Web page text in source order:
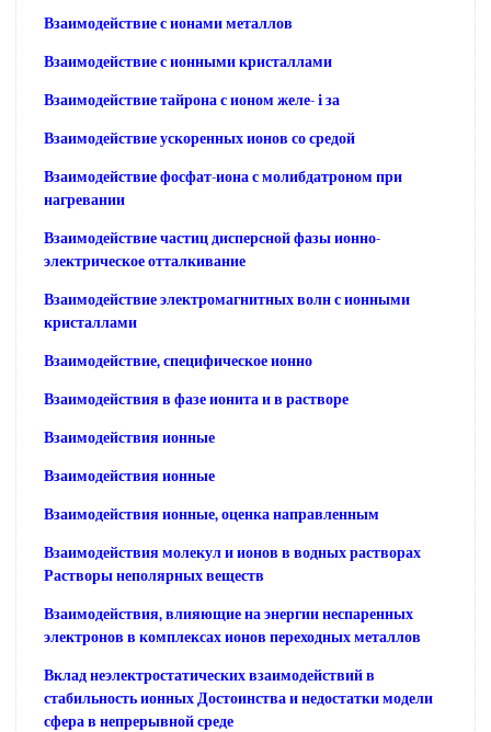
Взаимодействие с ионами металлов
Взаимодействие с ионными кристаллами
Взаимодействие тайрона с ионом желе- i за
Взаимодействие ускоренных ионов со средой
Взаимодействие фосфат-иона с молибдатроном при
нагревании
Взаимодействие частиц дисперсной фазы ионно-
электрическое отталкивание
Взаимодействие электромагнитных волн с ионными
кристаллами
Взаимодействие, специфическое ионно
Взаимодействия в фазе ионита и в растворе
Взаимодействия ионные
Взаимодействия ионные
Взаимодействия ионные, оценка направленным
Взаимодействия молекул и ионов в водных растворах
Растворы неполярных веществ
Взаимодействия, влияющие на энергии неспаренных
электронов в комплексах ионов переходных металлов
Вклад неэлектростатических взаимодействий в
стабильность ионных Достоинства и недостатки модели
сфера в непрерывной среде